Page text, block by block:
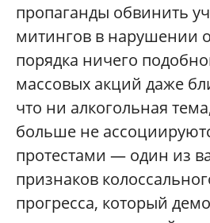
пропаганды обвинить
митингов в нарушении
порядка ничего
массовых акций даже
что ни алкогольная
больше не
протестами — один из
признаков
прогресса, который